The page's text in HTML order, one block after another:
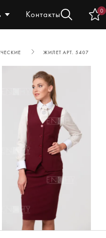
Контакты 0
ЖИЛЕТ АРТ. 5407